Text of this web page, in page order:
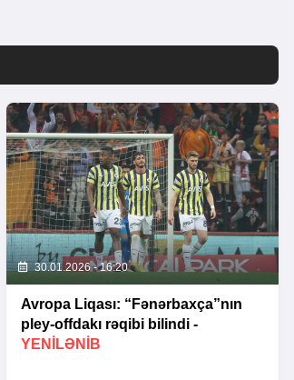
30.01.2026 - 16:20
Avropa Liqası: “Fənərbaxça”nın
pley-offdakı rəqibi bilindi -
YENİLƏNİB